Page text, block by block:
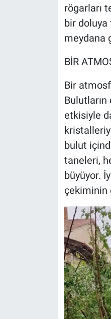
rögarları
bir doluya
meydana
BİR
Bir
Bulutların
etkisiyle
bulut
taneleri,
büyüyor.
çekiminin